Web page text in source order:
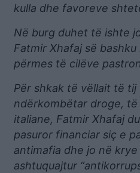
kulla dhe favoreve
Në burg duhet të ishte
Fatmir Xhafaj së
përmes të cilëve
Për shkak të vëllait të
ndërkombëtar droge,
italiane, Fatmir Xhafaj
pasuror financiar siç e
antimafia dhe jo në
ashtuquajtur